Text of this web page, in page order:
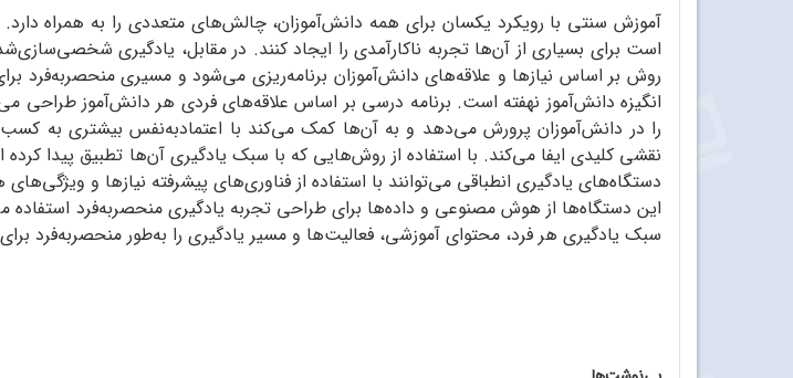
آموزش سنتی با رویکرد یکسان برای همه دانش‌آموزان، چالش‌های متعددی را به همراه
روش بر اساس نیازها و علاقه‌های دانش‌آموزان برنامه‌ریزی می‌شود و مسیری
انگیزه دانش‌آموز نهفته است. برنامه درسی بر اساس علاقه‌های فردی هر دانش‌آموز طراحی
را در دانش‌آموزان پرورش می‌دهد و به آن‌ها کمک می‌کند با اعتمادبه‌نفس بیشتری به
نقشی کلیدی ایفا می‌کند. با استفاده از روش‌هایی که با سبک یادگیری آن‌ها تطبیق پیدا کرده
دستگاه‌های یادگیری انطباقی می‌توانند با استفاده از فناوری‌های پیشرفته نیازها و
این دستگاه‌ها از هوش مصنوعی و داده‌ها برای طراحی تجربه یادگیری منحصربه‌فرد استفاده
سبک یادگیری هر فرد، محتوای آموزشی، فعالیت‌ها و مسیر یادگیری را به‌طور منحصربه‌فرد